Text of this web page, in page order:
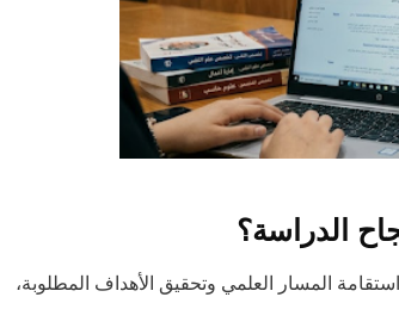
الدراسة؟
المسار العلمي وتحقيق الأهداف المطلوبة،